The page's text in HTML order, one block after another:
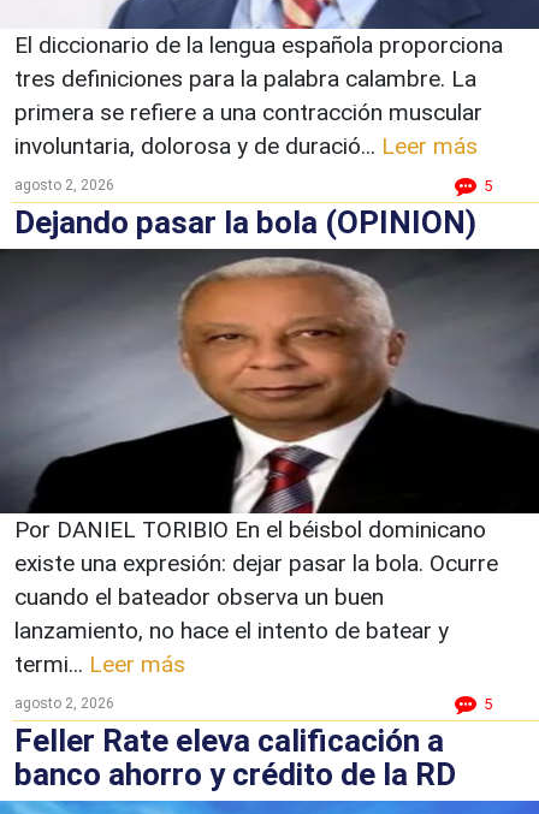
El diccionario de la lengua española proporciona
tres definiciones para la palabra calambre. La
primera se refiere a una contracción muscular
involuntaria, dolorosa y de duració... Leer más
agosto 2, 2026 5
Dejando pasar la bola (OPINION)
Por DANIEL TORIBIO En el béisbol dominicano
existe una expresión: dejar pasar la bola. Ocurre
cuando el bateador observa un buen
lanzamiento, no hace el intento de batear y
termi... Leer más
agosto 2, 2026 5
Feller Rate eleva calificación a
banco ahorro y crédito de la RD